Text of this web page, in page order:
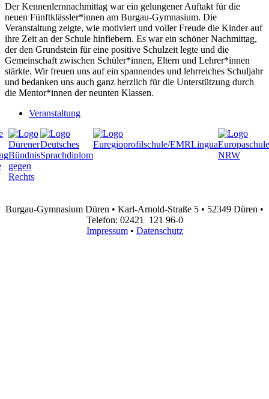
Der Kennenlernnachmittag war ein gelungener Auftakt für die
neuen Fünftklässler*innen am Burgau-Gymnasium. Die
Veranstaltung zeigte, wie motiviert und voller Freude die Kinder auf
ihre Zeit an der Schule hinfiebern. Es war ein schöner Nachmittag,
der den Grundstein für eine positive Schulzeit legte und die
Gemeinschaft zwischen Schüler*innen, Eltern und Lehrer*innen
stärkte. Wir freuen uns auf ein spannendes und lehrreiches Schuljahr
und bedanken uns auch ganz herzlich für die Unterstützung durch
die Mentor*innen der neunten Klassen.
Veranstaltung
Burgau-Gymnasium Düren • Karl-Arnold-Straße 5 • 52349 Düren •
Telefon: 02421 121 96-0
Impressum• Datenschutz